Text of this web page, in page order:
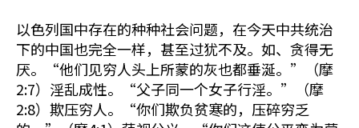
以色列国中存在的种种社会问题，在今天中共统治
下的中国也完全一样，甚至过犹不及。如、贪得无
厌。“他们见穷人头上所蒙的灰也都垂涎。”（摩
2:7）淫乱成性。“父子同一个女子行淫。”（摩
2:8）欺压穷人。“你们欺负贫寒的，压碎穷乏